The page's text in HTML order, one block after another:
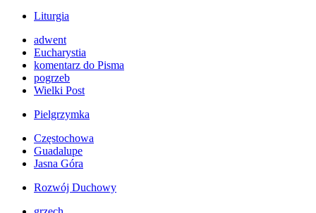
Liturgia
adwent
Eucharystia
komentarz do Pisma
pogrzeb
Wielki Post
Pielgrzymka
Częstochowa
Guadalupe
Jasna Góra
Rozwój Duchowy